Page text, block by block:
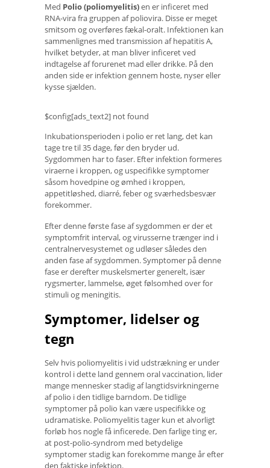
Med Polio (poliomyelitis)en er inficeret med
RNA-vira fra gruppen af ​​poliovira. Disse er meget
smitsom og overføres fækal-oralt. Infektionen kan
sammenlignes med transmission af hepatitis A,
hvilket betyder, at man bliver inficeret ved
indtagelse af forurenet mad eller drikke. På den
anden side er infektion gennem hoste, nyser eller
kysse sjælden.
$config[ads_text2] not found
Inkubationsperioden i polio er ret lang, det kan
tage tre til 35 dage, før den bryder ud.
Sygdommen har to faser. Efter infektion formeres
viraerne i kroppen, og uspecifikke symptomer
såsom hovedpine og ømhed i kroppen,
appetitløshed, diarré, feber og sværhedsbesvær
forekommer.
Efter denne første fase af sygdommen er der et
symptomfrit interval, og virusserne trænger ind i
centralnervesystemet og udløser således den
anden fase af sygdommen. Symptomer på denne
fase er derefter muskelsmerter generelt, især
rygsmerter, lammelse, øget følsomhed over for
stimuli og meningitis.
Symptomer, lidelser og
tegn
Selv hvis poliomyelitis i vid udstrækning er under
kontrol i dette land gennem oral vaccination, lider
mange mennesker stadig af langtidsvirkningerne
af polio i den tidlige barndom. De tidlige
symptomer på polio kan være uspecifikke og
udramatiske. Poliomyelitis tager kun et alvorligt
forløb hos nogle få inficerede. Den farlige ting er,
at post-polio-syndrom med betydelige
symptomer stadig kan forekomme mange år efter
den faktiske infektion.